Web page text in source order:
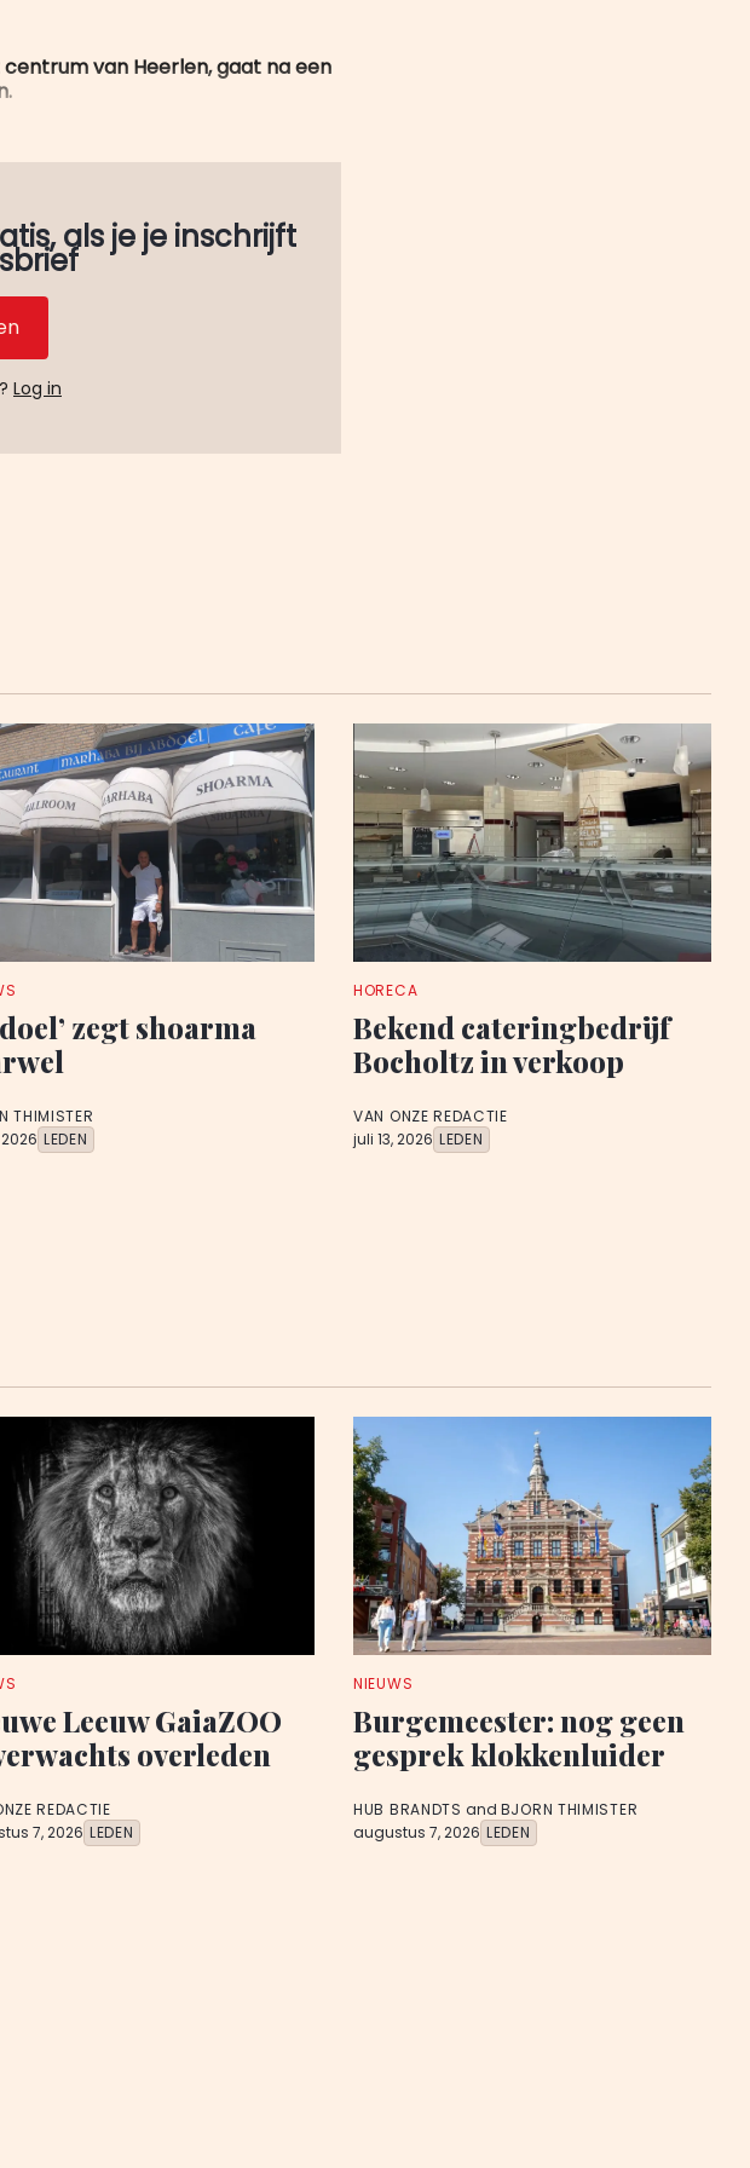
van Heerlen, gaat na een
als je je inschrijft
Log in
zegt shoarma
THIMISTER
LEDEN
HORECA
Bekend cateringbedrijf
Bocholtz in verkoop
VAN ONZE REDACTIE
juli 13, 2026 LEDEN
Leeuw GaiaZOO
overleden
REDACTIE
7, 2026 LEDEN
NIEUWS
Burgemeester: nog geen
gesprek klokkenluider
HUB BRANDTS and BJORN THIMISTER
augustus 7, 2026 LEDEN